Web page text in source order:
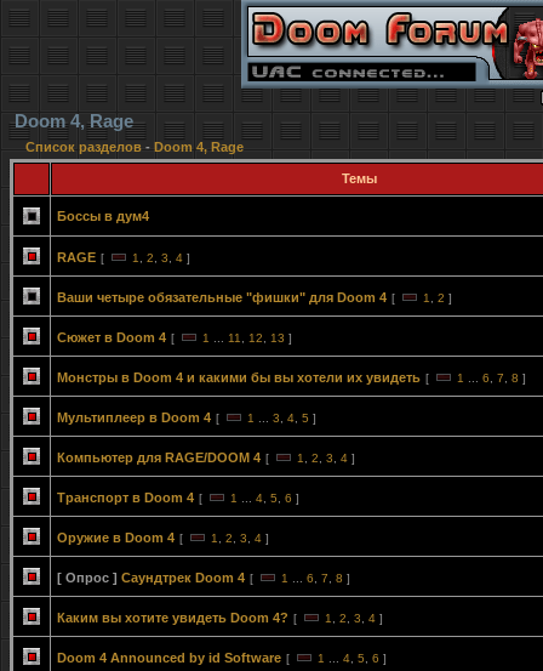
Doom 4, Rage
Список разделов - Doom 4, Rage
Темы
Боссы в дум4
RAGE [ 1 2 3 4 ]
Ваши четыре обязательные "фишки" для Doom 4 [ 1 2 ]
Сюжет в Doom 4 [ 1 11 12 13 ]
Монстры в Doom 4 и какими бы вы хотели их увидеть [ 1 6 7 8 ]
Мультиплеер в Doom 4 [ 1 3 4 5 ]
Компьютер для RAGE/DOOM 4 [ 1 2 3 4 ]
Транспорт в Doom 4 [ 1 4 5 6 ]
Оружие в Doom 4 [ 1 2 3 4 ]
[ Опрос ] Саундтрек Doom 4 [ 1 6 7 8 ]
Каким вы хотите увидеть Doom 4? [ 1 2 3 4 ]
Doom 4 Announced by id Software [ 1 4 5 6 ]